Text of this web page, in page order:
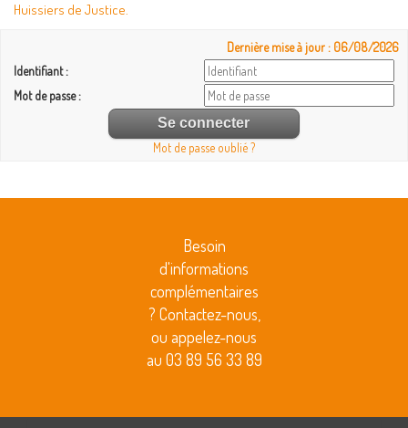
Huissiers de Justice.
Dernière mise à jour : 06/08/2026
Identifiant :
Mot de passe :
Mot de passe oublié ?
Besoin
d'informations
complémentaires
? Contactez-nous,
ou appelez-nous
au 03 89 56 33 89